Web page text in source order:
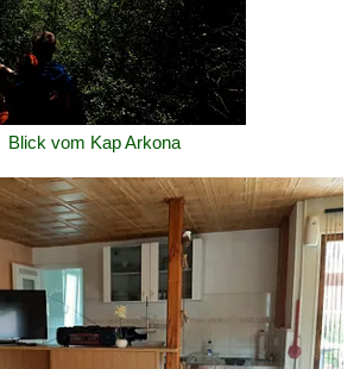
Blick vom Kap Arkona